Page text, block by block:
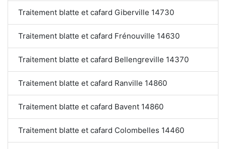
Traitement blatte et cafard Giberville 14730
Traitement blatte et cafard Frénouville 14630
Traitement blatte et cafard Bellengreville 14370
Traitement blatte et cafard Ranville 14860
Traitement blatte et cafard Bavent 14860
Traitement blatte et cafard Colombelles 14460